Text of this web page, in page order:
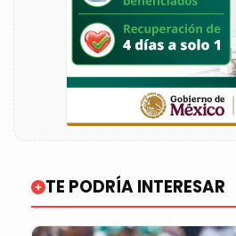
TE PODRÍA INTERESAR